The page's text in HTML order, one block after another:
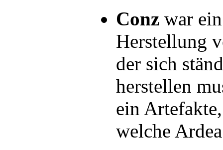
Conz war
Herstellung
der sich
herstellen
ein
welche